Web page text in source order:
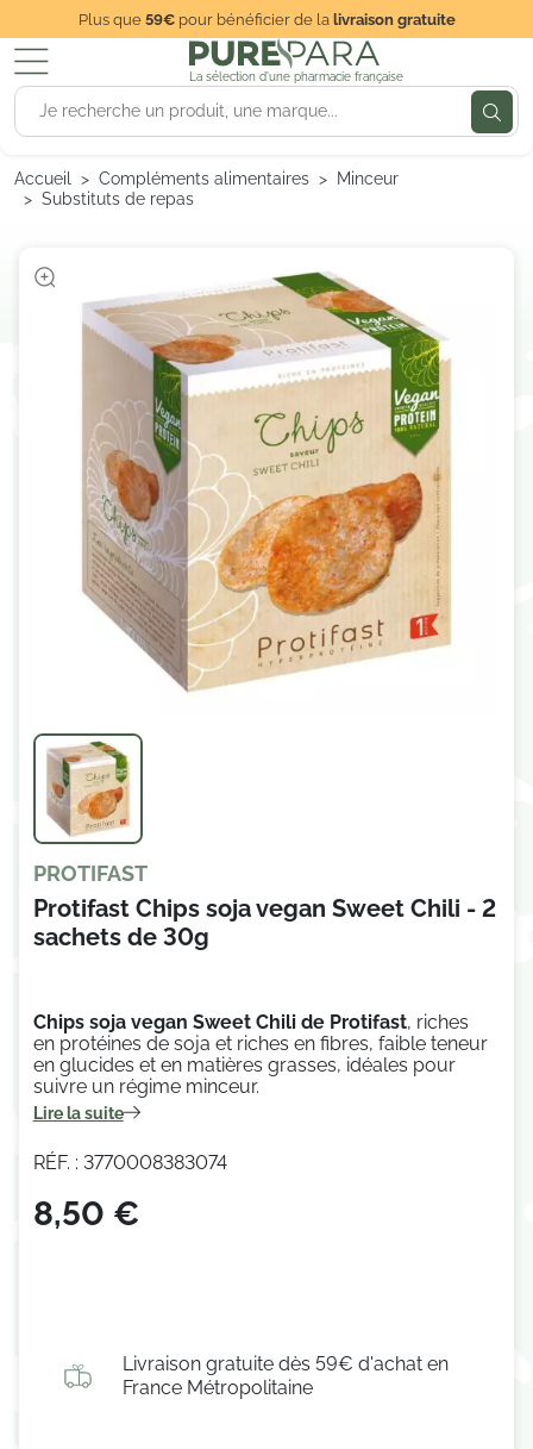
Plus que59€pour bénéficier de lalivraison gratuite
La sélection d'une pharmacie française
Accueil Compléments alimentaires
Minceur
Substituts de repas
PROTIFAST
Protifast Chips soja vegan Sweet Chili - 2
sachets de 30g
Chips soja vegan Sweet Chili de Protifast, riches
en protéines de soja et riches en fibres, faible teneur
en glucides et en matières grasses, idéales pour
suivre un régime minceur.
Lire la suite
RÉF. : 3770008383074
8,50 €
Livraison gratuite dès 59€ d'achat en
France Métropolitaine